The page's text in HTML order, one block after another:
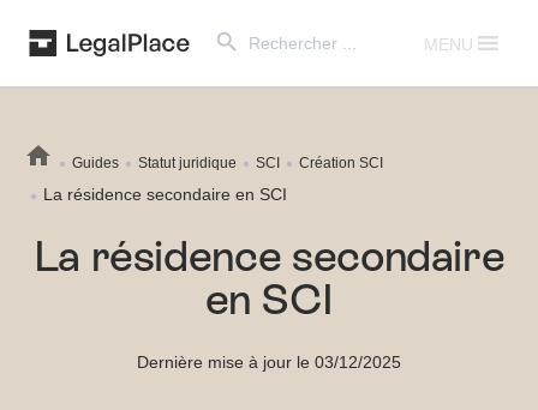
for:
MENU
Guides Statut juridique SCI Création SCI
La résidence secondaire en SCI
La résidence secondaire
en SCI
Dernière mise à jour le 03/12/2025